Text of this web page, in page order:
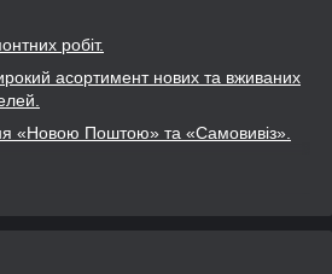
робіт.
асортимент нових та вживаних
«Новою Поштою» та «Самовивіз».